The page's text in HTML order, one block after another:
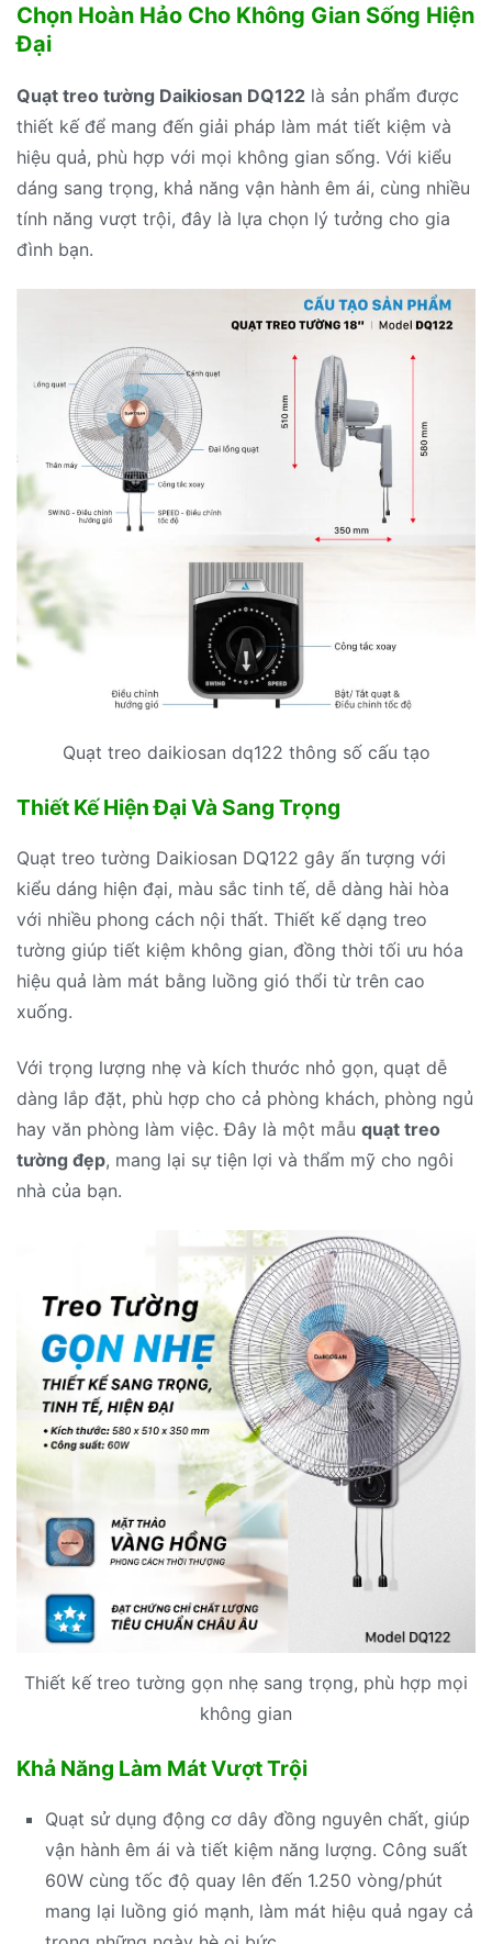
Chọn Hoàn Hảo Cho Không Gian Sống Hiện
Đại
Quạt treo tường Daikiosan DQ122 là sản phẩm được
thiết kế để mang đến giải pháp làm mát tiết kiệm và
hiệu quả, phù hợp với mọi không gian sống. Với kiểu
dáng sang trọng, khả năng vận hành êm ái, cùng nhiều
tính năng vượt trội, đây là lựa chọn lý tưởng cho gia
đình bạn.
Quạt treo daikiosan dq122 thông số cấu tạo
Thiết Kế Hiện Đại Và Sang Trọng
Quạt treo tường Daikiosan DQ122 gây ấn tượng với
kiểu dáng hiện đại, màu sắc tinh tế, dễ dàng hài hòa
với nhiều phong cách nội thất. Thiết kế dạng treo
tường giúp tiết kiệm không gian, đồng thời tối ưu hóa
hiệu quả làm mát bằng luồng gió thổi từ trên cao
xuống.
Với trọng lượng nhẹ và kích thước nhỏ gọn, quạt dễ
dàng lắp đặt, phù hợp cho cả phòng khách, phòng ngủ
hay văn phòng làm việc. Đây là một mẫu quạt treo
tường đẹp, mang lại sự tiện lợi và thẩm mỹ cho ngôi
nhà của bạn.
Thiết kế treo tường gọn nhẹ sang trọng, phù hợp mọi
không gian
Khả Năng Làm Mát Vượt Trội
Quạt sử dụng động cơ dây đồng nguyên chất, giúp
vận hành êm ái và tiết kiệm năng lượng. Công suất
60W cùng tốc độ quay lên đến 1.250 vòng/phút
mang lại luồng gió mạnh, làm mát hiệu quả ngay cả